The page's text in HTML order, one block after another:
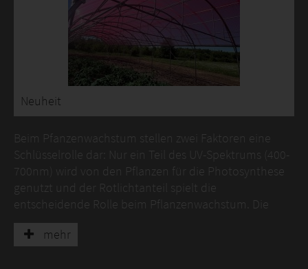
Neuheit
Beim Pfanzenwachstum stellen zwei Faktoren eine
Schlüsselrolle dar: Nur ein Teil des UV-Spektrums (400-
700nm) wird von den Pflanzen für die Photosynthese
genutzt und der Rotlichtanteil spielt die
entscheidende Rolle beim Pflanzenwachstum. Die
OPTIRed-Platte erfüllt diese beiden Eigenschaften und
verbessert deshalb den photosynthetischen Ertrag.
mehr